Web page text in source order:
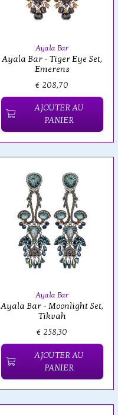
Ayala Bar
Ayala Bar - Tiger Eye Set,
Emerens
€ 208,70
AJOUTER AU
PANIER
Ayala Bar
Ayala Bar - Moonlight Set,
Tikvah
€ 258,30
AJOUTER AU
PANIER